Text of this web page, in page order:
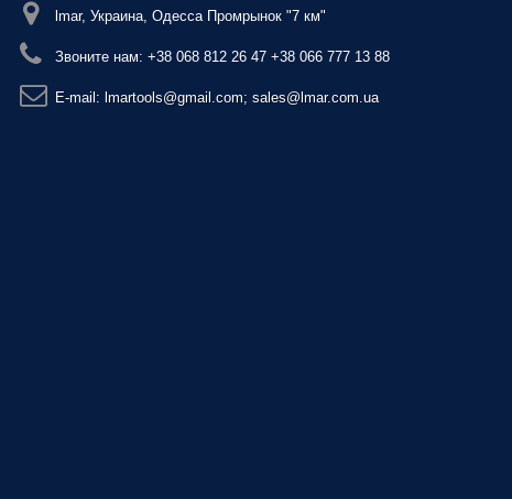
lmar, Украина, Одесса Промрынок "7 км"
Звоните нам: +38 068 812 26 47 +38 066 777 13 88
E-mail: lmartools@gmail.com; sales@lmar.com.ua